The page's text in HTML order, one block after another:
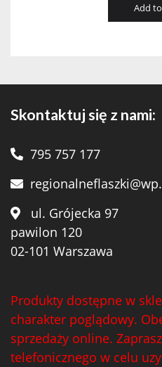
Add
Skontaktuj się z nami:
795 757 177
ul. Grójecka 97
pawilon 120
02-101 Warszawa
Produkty dostępne w
charakter poglądowy.
sprzedaży online.
telefonicznego w celu